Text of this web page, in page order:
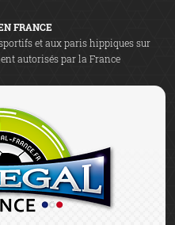
FRANCE
et aux paris hippiques sur
autorisés par la France